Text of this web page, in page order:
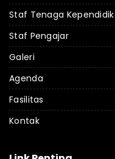
Staf Tenaga
Staf Pengajar
Galeri
Agenda
Fasilitas
Kontak